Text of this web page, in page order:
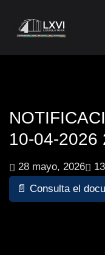
10-04-2026
28 mayo, 2026
📄 Consulta el